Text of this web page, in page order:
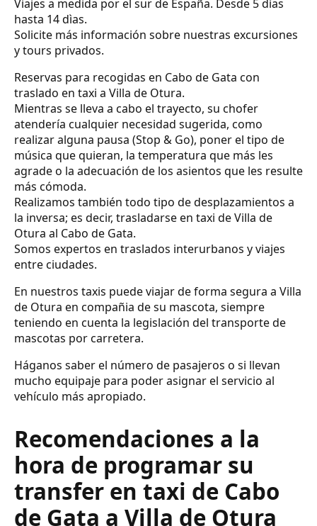
Viajes a medida por el sur de España. Desde 5 días
hasta 14 dìas.
Solicite más información sobre nuestras excursiones
y tours privados.
Reservas para recogidas en Cabo de Gata con
traslado en taxi a Villa de Otura.
Mientras se lleva a cabo el trayecto, su chofer
atendería cualquier necesidad sugerida, como
realizar alguna pausa (Stop & Go), poner el tipo de
música que quieran, la temperatura que más les
agrade o la adecuación de los asientos que les resulte
más cómoda.
Realizamos también todo tipo de desplazamientos a
la inversa; es decir, trasladarse en taxi de Villa de
Otura al Cabo de Gata.
Somos expertos en traslados interurbanos y viajes
entre ciudades.
En nuestros taxis puede viajar de forma segura a Villa
de Otura en compañia de su mascota, siempre
teniendo en cuenta la legislación del transporte de
mascotas por carretera.
Háganos saber el número de pasajeros o si llevan
mucho equipaje para poder asignar el servicio al
vehículo más apropiado.
Recomendaciones a la
hora de programar su
transfer en taxi de Cabo
de Gata a Villa de Otura